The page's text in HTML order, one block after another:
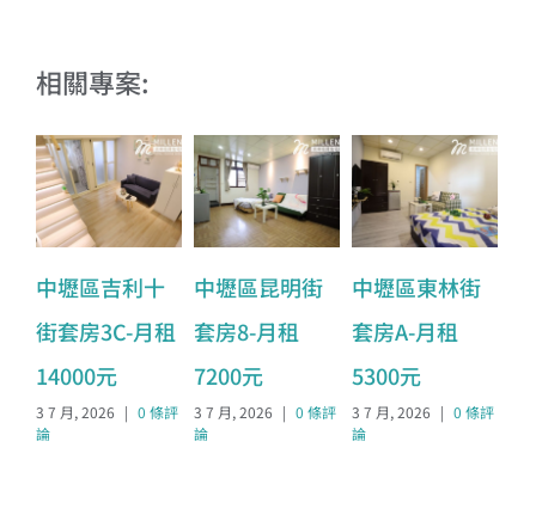
相關專案:
中壢區吉利十
街套房3C-月租
14000元
3 7 月, 2026 | 0 條評
論
中壢區昆明街
套房8-月租
7200元
3 7 月, 2026 | 0 條評
論
中壢區東林街
套房A-月租
5300元
3 7 月, 2026 | 0 條評
論